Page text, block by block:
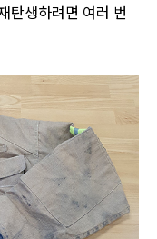
탄생하려면 여러 번